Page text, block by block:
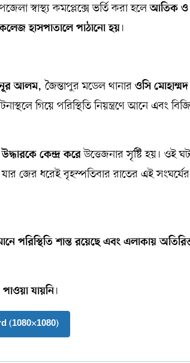
স্বাস্থ্য কমপ্লেক্সে ভর্তি করা হলেআতিক ও
হাসপাতালে পাঠানো হয়।
নূর আলম, জৈন্তাপুর মডেল থানার ওসি মোহাম্মদ
গিয়ে পরিস্থিতি নিয়ন্ত্রণে আনে এবং
কেন্দ্র করেউত্তেজনার সৃষ্টি হয়। ওই
জের ধরেই বৃহস্পতিবার রাতের এই
পরিস্থিতি শান্ত রয়েছে এবং এলাকায়
যায়নি।
(1080×1080)